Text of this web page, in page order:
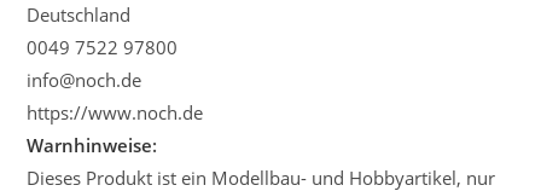
Deutschland
0049 7522 97800
info@noch.de
https://www.noch.de
Warnhinweise:
Dieses Produkt ist ein Modellbau- und Hobbyartikel, nur